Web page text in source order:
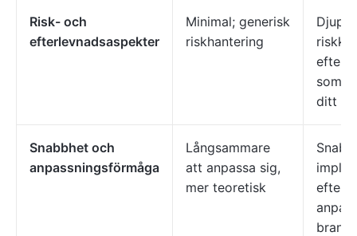
Risk- och
efterlevnadsaspekter
Minimal; generisk
riskhantering
Djupt
som
ditt
Snabbhet och
anpassningsförmåga
Långsammare
att anpassa sig,
mer teoretisk